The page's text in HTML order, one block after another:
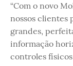
“Com o novo
nossos clientes
grandes,
informação
controles